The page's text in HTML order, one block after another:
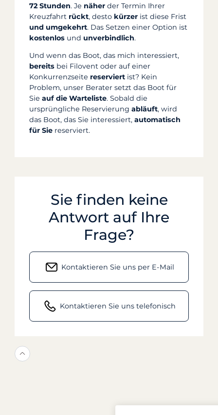
72 Stunden. Je näher der Termin Ihrer
Kreuzfahrt rückt, desto kürzer ist diese Frist
und umgekehrt. Das Setzen einer Option ist
kostenlos und unverbindlich.
Und wenn das Boot, das mich interessiert,
bereits bei Filovent oder auf einer
Konkurrenzseite reserviert ist? Kein
Problem, unser Berater setzt das Boot für
Sie auf die Warteliste. Sobald die
ursprüngliche Reservierung abläuft, wird
das Boot, das Sie interessiert, automatisch
für Sie reserviert.
Sie finden keine
Antwort auf Ihre
Frage?
Kontaktieren Sie uns per E-Mail
Kontaktieren Sie uns telefonisch